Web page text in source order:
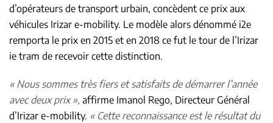
d’opérateurs de transport urbain, concèdent ce prix aux
véhicules Irizar e-mobility. Le modèle alors dénommé i2e
remporta le prix en 2015 et en 2018 ce fut le tour de l’Irizar
ie tram de recevoir cette distinction.
« Nous sommes très fiers et satisfaits de démarrer l’année
avec deux prix », affirme Imanol Rego, Directeur Général
d’Irizar e-mobility. « Cette reconnaissance est le résultat du